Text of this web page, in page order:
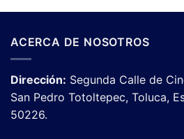
ACERCA DE NOSOTROS
Dirección: Segunda Calle de
San Pedro Totoltepec, Toluca,
50226.